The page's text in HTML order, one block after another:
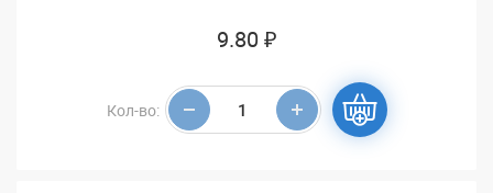
9.80 ₽
Кол-во: